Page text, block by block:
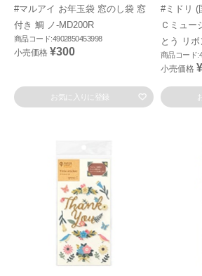
#マルアイ お年玉袋 窓のし袋 窓
付き 鯛 ノ-MD200R
商品コード:4902850453998
小売価格 ¥300
お気に入りに登録
#ミドリ (
Ｃミュー
とう リ
商品コード
小売価格